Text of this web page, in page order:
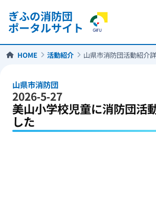
ぎふの消防団
ポータルサイト
HOME 活動紹介 山県市消防団活動紹介
山県市消防団
2026-5-27
美山小学校児童に消防団活
した